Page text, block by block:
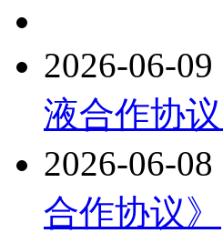
2026-06-09
液合作协议
2026-06-08
合作协议》